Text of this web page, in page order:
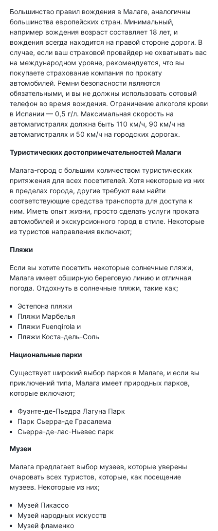
Большинство правил вождения в Малаге, аналогичны
большинства европейских стран. Минимальный,
например вождения возраст составляет 18 лет, и
вождения всегда находится на правой стороне дороги. В
случае, если ваш страховой провайдер не охватывать вас
на международном уровне, рекомендуется, что вы
покупаете страхование компания по прокату
автомобилей. Ремни безопасности являются
обязательными, и вы не должны использовать сотовый
телефон во время вождения. Ограничение алкоголя крови
в Испании — 0,5 г/л. Максимальная скорость на
автомагистралях должна быть 110 км/ч, 90 км/ч на
автомагистралях и 50 км/ч на городских дорогах.
Туристических достопримечательностей Малаги
Малага-город с большим количеством туристических
притяжения для всех посетителей. Хотя некоторые из них
в пределах города, другие требуют вам найти
соответствующие средства транспорта для доступа к
ним. Иметь опыт жизни, просто сделать услуги проката
автомобилей и экскурсионного город в стиле. Некоторые
из туристов направления включают;
Пляжи
Если вы хотите посетить некоторые солнечные пляжи,
Малага имеет обширную береговую линию и отличная
погода. Отдохнуть в солнечные пляжи, такие как;
Эстепона пляжи
Пляжи Марбелья
Пляжи Fuenqirola и
Пляжи Коста-дель-Соль
Национальные парки
Существует широкий выбор парков в Малаге, и если вы
приключений типа, Малага имеет природных парков,
которые включают;
Фуэнте-де-Пьедра Лагуна Парк
Парк Сьерра-де Грасалема
Сьерра-де-лас-Ньевес парк
Музеи
Малага предлагает выбор музеев, которые уверены
очаровать всех туристов, которые, как посещение
музеев. Некоторые из них;
Музей Пикассо
Музей народных искусств
Музей фламенко